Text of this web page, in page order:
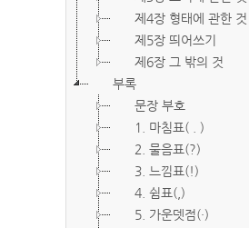
제4장 형태에 관한 것
제5장 띄어쓰기
제6장 그 밖의 것
부록
문장 부호
1. 마침표( . )
2. 물음표(?)
3. 느낌표(!)
4. 쉼표(,)
5. 가운뎃점(·)